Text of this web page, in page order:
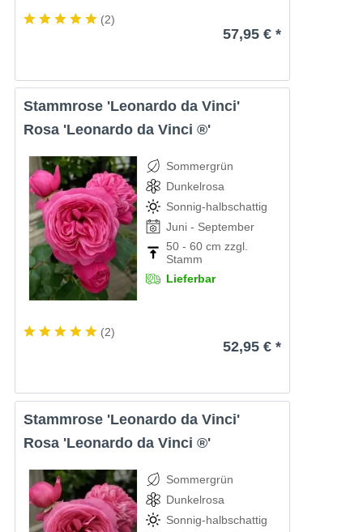
(2)
57,95 € *
Stammrose 'Leonardo da Vinci'
Rosa 'Leonardo da Vinci ®'
Sommergrün
Dunkelrosa
Sonnig-halbschattig
Juni - September
50 - 60 cm zzgl.
Stamm
Lieferbar
(2)
52,95 € *
Stammrose 'Leonardo da Vinci'
Rosa 'Leonardo da Vinci ®'
Sommergrün
Dunkelrosa
Sonnig-halbschattig